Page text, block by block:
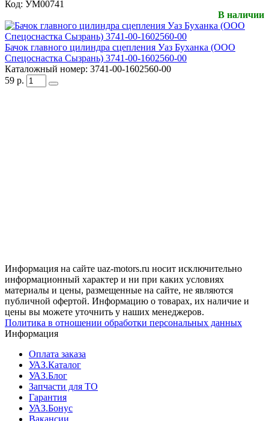
Код: УМ00741
В наличии
Бачок главного цилиндра сцепления Уаз Буханка (ООО
Спецоснастка Сызрань) 3741-00-1602560-00
Каталожный номер: 3741-00-1602560-00
59 р.
Информация на сайте uaz-motors.ru носит исключительно
информационный характер и ни при каких условиях
материалы и цены, размещенные на сайте, не являются
публичной офертой. Информацию о товарах, их наличие и
цены вы можете уточнить у наших менеджеров.
Политика в отношении обработки персональных данных
Информация
Оплата заказа
УАЗ.Каталог
УАЗ.Блог
Запчасти для ТО
Гарантия
УАЗ.Бонус
Вакансии